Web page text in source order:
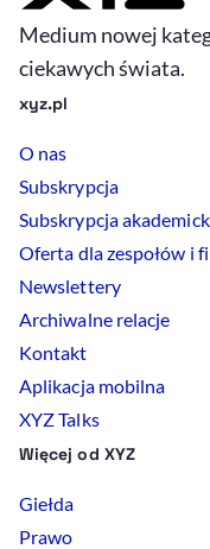
Medium nowej
ciekawych świata.
xyz.pl
O nas
Subskrypcja
Subskrypcja
Oferta dla zespołów i
Newslettery
Archiwalne relacje
Kontakt
Aplikacja mobilna
XYZ Talks
Więcej od XYZ
Giełda
Prawo